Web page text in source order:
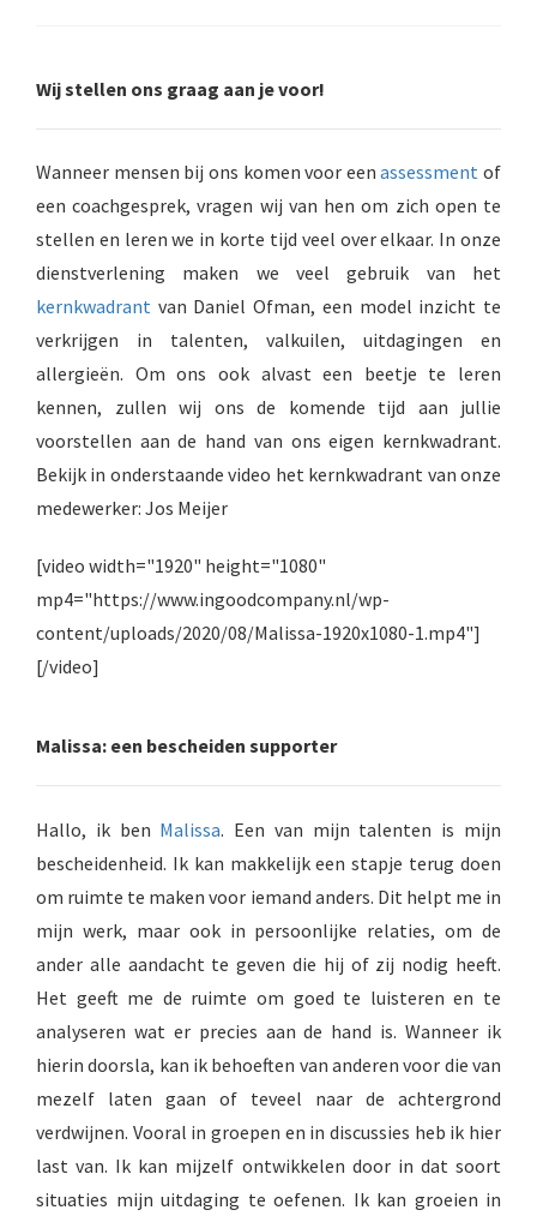
Wij stellen ons graag aan je voor!
Wanneer mensen bij ons komen voor eenassessment of
een coachgesprek, vragen wij van hen om zich open te
stellen en leren we in korte tijd veel over elkaar. In onze
dienstverlening maken we veel gebruik van het
kernkwadrant van Daniel Ofman, een model inzicht te
verkrijgen in talenten, valkuilen, uitdagingen en
allergieën. Om ons ook alvast een beetje te leren
kennen, zullen wij ons de komende tijd aan jullie
voorstellen aan de hand van ons eigen kernkwadrant.
Bekijk in onderstaande video het kernkwadrant van onze
medewerker: Jos Meijer
[video width="1920" height="1080"
mp4="https://www.ingoodcompany.nl/wp-
content/uploads/2020/08/Malissa-1920x1080-1.mp4"]
[/video]
Malissa: een bescheiden supporter
Hallo, ik ben Malissa. Een van mijn talenten is mijn
bescheidenheid. Ik kan makkelijk een stapje terug doen
om ruimte te maken voor iemand anders. Dit helpt me in
mijn werk, maar ook in persoonlijke relaties, om de
ander alle aandacht te geven die hij of zij nodig heeft.
Het geeft me de ruimte om goed te luisteren en te
analyseren wat er precies aan de hand is. Wanneer ik
hierin doorsla, kan ik behoeften van anderen voor die van
mezelf laten gaan of teveel naar de achtergrond
verdwijnen. Vooral in groepen en in discussies heb ik hier
last van. Ik kan mijzelf ontwikkelen door in dat soort
situaties mijn uitdaging te oefenen. Ik kan groeien in
worden
om
te
over
gebruikt
de